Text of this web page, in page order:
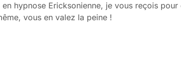
hypnose Ericksonienne, je vous reçois
vous en valez la peine !